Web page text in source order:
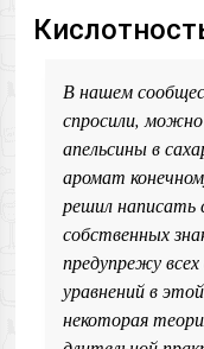
В нашем
спросили,
апельсины в
аромат
решил
собственных
предупрежу
уравнений в
некоторая